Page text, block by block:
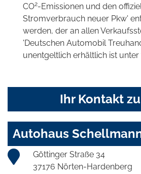
CO2-Emissionen und den
Stromverbrauch neuer Pkw'
werden, der an allen
'Deutschen Automobil
unentgeltlich erhältlich ist unter
Ihr Kontakt
Autohaus
Göttinger Straße 34
37176 Nörten-Hardenberg